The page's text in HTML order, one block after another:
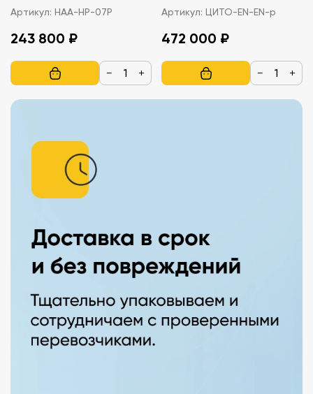
комплектация) НАУРА
Артикул: НАА-НР-07Р
243 800 ₽
− +
Артикул: ЦИТО-EN-EN-p
472 000 ₽
− +